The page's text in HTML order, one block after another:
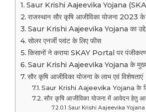
Saur Krishi Aajeevika Yojana
राजस्थान सौर कृषि आजीविका योजना 2023 के
Saur Krishi Aajeevika Yojana का
सोलर एनर्जी प्लांट के लिए फीस
किसानों ने कराया SKAY Portal पर
Saur Krishi Aajeevika Yojana के
सौर कृषि आजीविका योजना के लाभ एवं विशेषताएं
Saur Krishi Aajeevika Yojana के
सौर कृषि आजीविका योजना में आवेदन हेतु
Saur Krishi Aajeevika Yojana